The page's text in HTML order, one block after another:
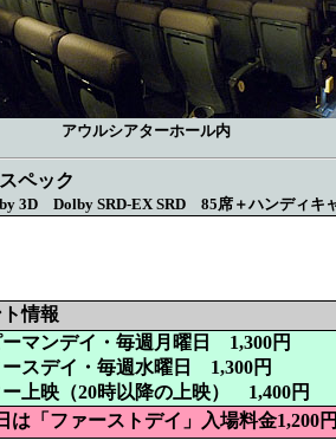
アウルシアターホール内
ペック
3D Dolby SRD-EX SRD 85席＋ハンディキ
情報
マンデイ・毎週月曜日 1,300円
ースデイ・毎週水曜日 1,300円
上映（20時以降の上映） 1,400円
は「ファーストデイ」入場料金1,200